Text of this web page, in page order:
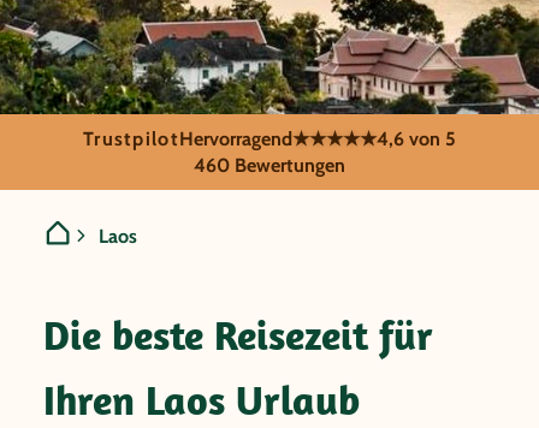
Laos
TrustpilotHervorragend★★★★★4,6 von 5
460 Bewertungen
Laos
Die beste Reisezeit für
Ihren Laos Urlaub